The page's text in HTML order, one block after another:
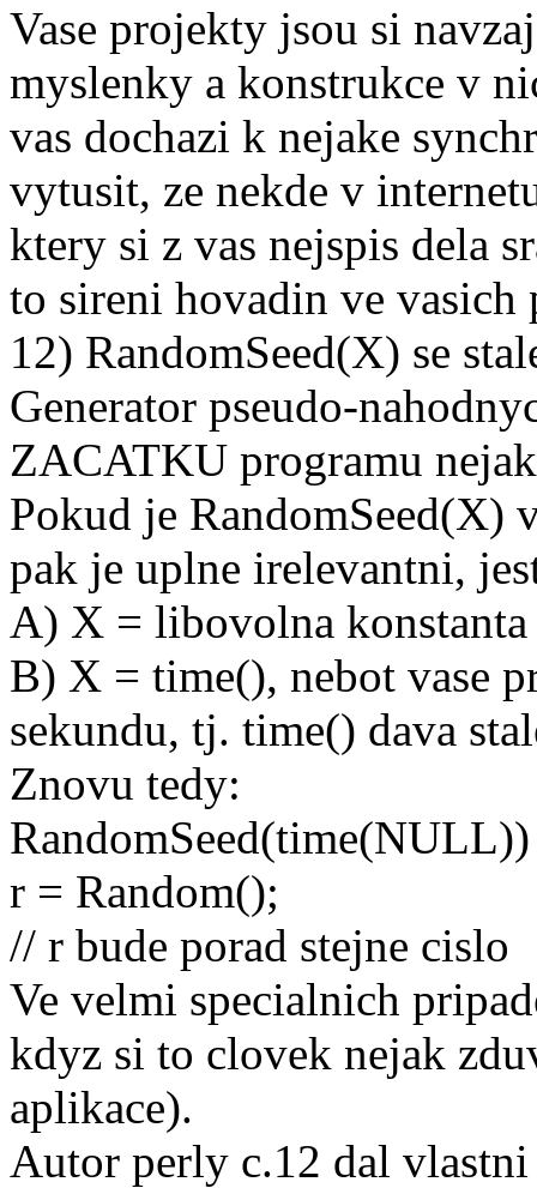
Vase projekty jsou si
myslenky a konstrukce v
vas dochazi k nejake
vytusit, ze nekde v
ktery si z vas nejspis dela
to sireni hovadin ve vasich
12) RandomSeed(X) se
Generator pseudo-
ZACATKU programu
Pokud je RandomSeed(X)
pak je uplne irelevantni,
A) X = libovolna konstanta
B) X = time(), nebot vase
sekundu, tj. time() dava
Znovu tedy:
r = Random();
// r bude porad stejne cislo
Ve velmi specialnich
kdyz si to clovek nejak
aplikace).
Autor perly c.12 dal vlastni